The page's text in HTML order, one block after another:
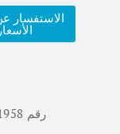
الاستفسار